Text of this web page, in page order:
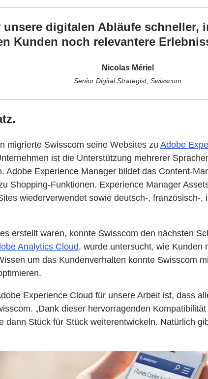
unsere digitalen Abläufe
Kunden noch relevantere
Nicolas Mériel
Senior Digital Strategist, Swisscom
migrierte Swisscom seine Websites zu Adobe
ist die Unterstützung mehrerer
Adobe Experience Manager bildet das Content-
Shopping-Funktionen. Experience Manager
wiederverwendet sowie deutsch-, französisch-
erstellt waren, konnte Swisscom den nächsten
Analytics Cloud, wurde untersucht, wie Kunden
um das Kundenverhalten konnte Swisscom
Experience Cloud für unsere Arbeit ist, dass
„Dank dieser hervorragenden
dann Stück für Stück weiterentwickeln. Natürlich